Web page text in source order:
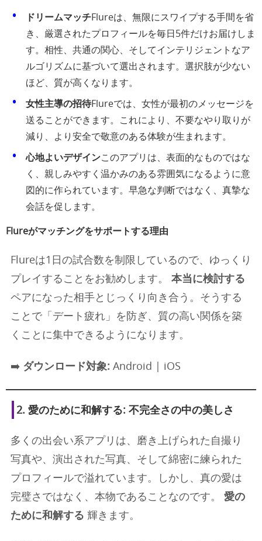
ドリームマッチFlureは、無限にスワイプする手間を省
き、厳選されたプロフィールを毎日5件だけお届けしま
す。相性、共通の関心、そしてインテリジェントなア
ルゴリズムに基づいて選出されます。選択肢が少ない
ほど、質が高くなります。
女性主導の招待Flureでは、女性が最初のメッセージを
送ることができます。これにより、不要なやり取りが
減り、より安全で敬意のある体験が生まれます。
心地よいデザインこのアプリは、表面的なものではな
く、親しみやすく温かみのある雰囲気になるように意
図的に作られています。早急な判断ではなく、真摯な
会話を促します。
Flureがマッチングをサポートする理由
Flureは1日の試合数を制限しているので、ゆっくり
プレイすることをお勧めします。 本当に検討する
ペアになった相手とじっくり向き合う。そうする
ことで「デート疲れ」を防ぎ、質の高い関係を築
くことに集中できるようになります。
➡️ ダウンロード対象: Android | iOS
2. 愛のために和解する: 不完全さの中の美しさ
多くの出会い系アプリは、磨き上げられた自撮り
写真や、演出された写真、そして綿密に練られた
プロフィールで溢れています。しかし、真の愛は
完璧さではなく、本物であることなのです。 愛の
ために和解する 輝きます。